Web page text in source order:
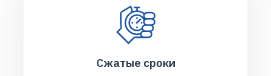
Сжатые сроки